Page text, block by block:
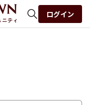
ログイン